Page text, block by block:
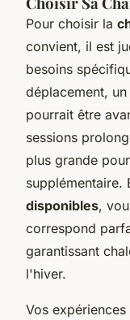
Pour choisir la
convient, il est
besoins
déplacement,
pourrait être
sessions
plus grande
supplémentaire.
disponibles,
correspond
garantissant
l'hiver.
Vos